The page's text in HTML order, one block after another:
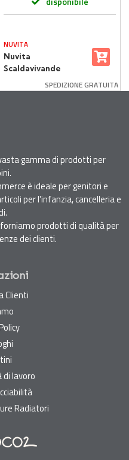
NUVITA
Nuvita
Scaldavivande
Pastorizzatore
SPEDIZIONE GRATUITA
gamma di prodotti per
è ideale per genitori e
per l'infanzia, cancelleria e
prodotti di qualità per
dei clienti.
Clienti
lavoro
Radiatori